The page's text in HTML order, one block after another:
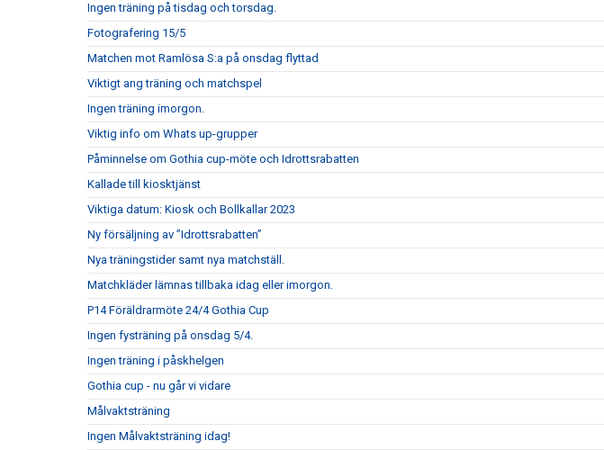
Ingen träning på tisdag och torsdag.
Fotografering 15/5
Matchen mot Ramlösa S:a på onsdag flyttad
Viktigt ang träning och matchspel
Ingen träning imorgon.
Viktig info om Whats up-grupper
Påminnelse om Gothia cup-möte och Idrottsrabatten
Kallade till kiosktjänst
Viktiga datum: Kiosk och Bollkallar 2023
Ny försäljning av ”Idrottsrabatten”
Nya träningstider samt nya matchställ.
Matchkläder lämnas tillbaka idag eller imorgon.
P14 Föräldrarmöte 24/4 Gothia Cup
Ingen fysträning på onsdag 5/4.
Ingen träning i påskhelgen
Gothia cup - nu går vi vidare
Målvaktsträning
Ingen Målvaktsträning idag!